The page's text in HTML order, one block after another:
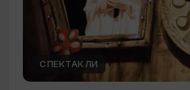
СПЕКТАКЛИ